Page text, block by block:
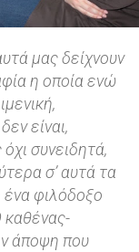
μας δείχνουν
η οποία ενώ
είναι,
συνειδητά,
σ’ αυτά τα
ένα φιλόδοξο
καθένας-
άποψη που